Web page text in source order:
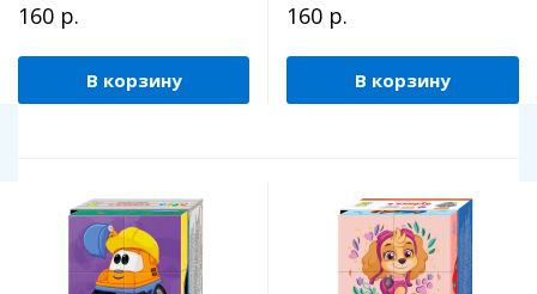
160 р.
В корзину
160 р.
В корзину